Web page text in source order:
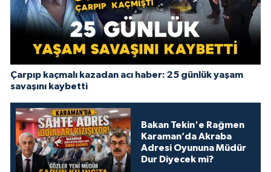
Çarpıp kaçmalı kazadan acı haber: 25 günlük yaşam
savaşını kaybetti
Bakan Tekin'e Rağmen
Karaman’da Akraba
Adresi Oyununa Müdür
Dur Diyecek mi?